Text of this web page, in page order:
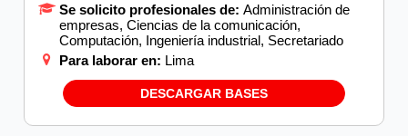
Se solicito profesionales de: Administración de
empresas, Ciencias de la comunicación,
Computación, Ingeniería industrial, Secretariado
Para laborar en: Lima
DESCARGAR BASES